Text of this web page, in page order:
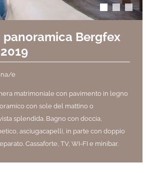
panoramica Bergfex
e
matrimoniale con pavimento in legno
con sole del mattino o
splendida. Bagno con doccia,
asciugacapelli, in parte con doppio
Cassaforte, TV, WI-FI e minibar.